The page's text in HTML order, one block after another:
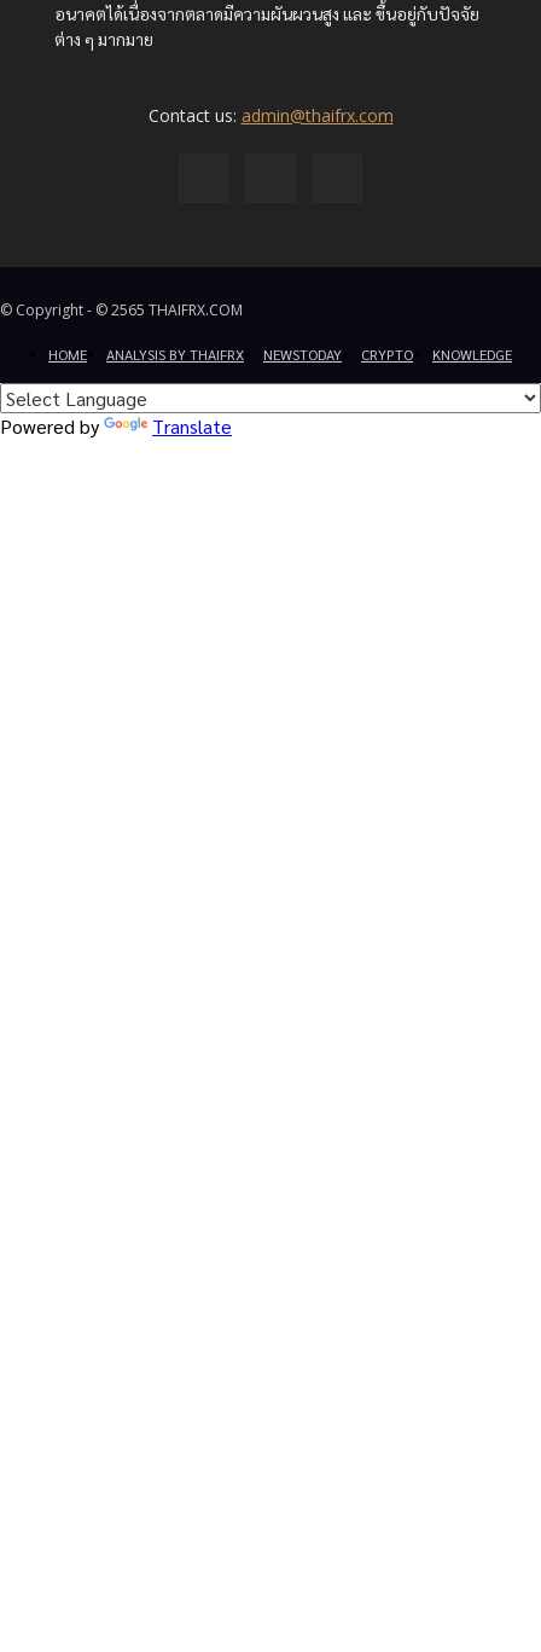
อนาคตได้เนื่องจากตลาดมีความผันผวนสูง และ ขึ้นอยู่กับปัจจัย
ต่าง ๆ มากมาย
Contact us: admin@thaifrx.com
© Copyright - © 2565 THAIFRX.COM
HOME ANALYSIS BY THAIFRX NEWSTODAY CRYPTO KNOWLEDGE
Powered by Translate